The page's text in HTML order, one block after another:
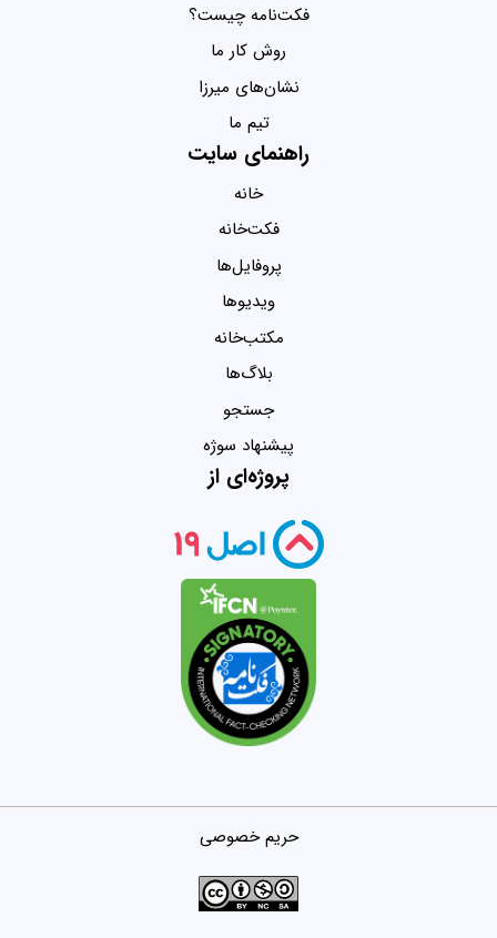
فکت‌نامه چیست؟
روش کار ما
نشان‌های میرزا
تیم ما
راهنمای سایت
خانه
فکت‌خانه
پروفایل‌ها
ویدیو‌ها
مکتب‌خانه
بلاگ‌ها
جستجو
پیشنهاد سوژه
پروژه‌ای از
حریم خصوصی